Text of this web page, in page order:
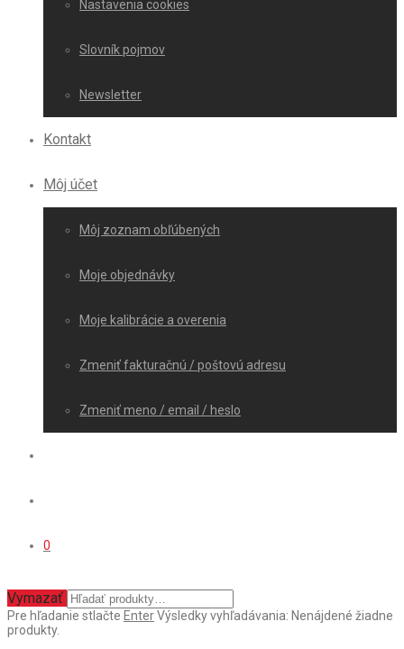
Nastavenia cookies
Slovník pojmov
Newsletter
Kontakt
Môj účet
Môj zoznam obľúbených
Moje objednávky
Moje kalibrácie a overenia
Zmeniť fakturačnú / poštovú adresu
Zmeniť meno / email / heslo
0
Vymazať
Pre hľadanie stlačte EnterVýsledky vyhľadávania: Nenájdené žiadne
produkty.